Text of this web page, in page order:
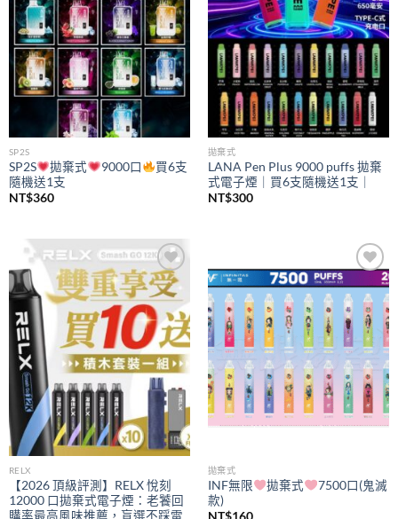
SP2S
SP2S 拋棄式 9000口
買6支
隨機送1支
NT$360
拋棄式
LANA Pen Plus 9000 puffs 拋棄
式電子煙｜買6支隨機送1支｜
NT$300
Add to
wishlist
RELX
【2026 頂級評測】RELX 悅刻
12000 口拋棄式電子煙：老饕回
購率最高風味推薦，盲選不踩雷
wishlist
拋棄式
INF無限 拋棄式
7500口(鬼滅
款)